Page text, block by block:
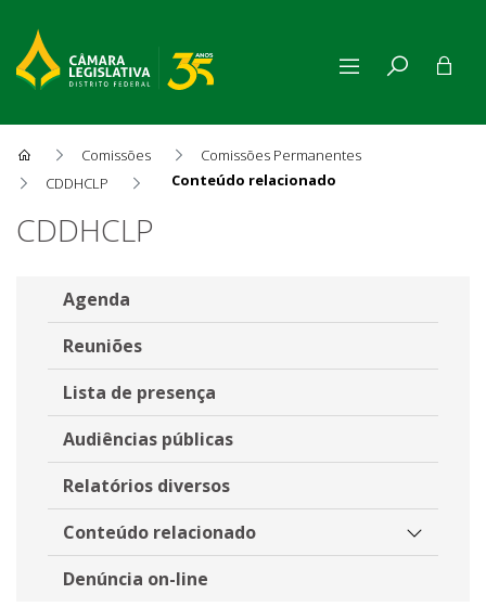
Comissões
Comissões Permanentes
CDDHCLP
Conteúdo relacionado
Conteúdo relacionado
CDDHCLP
Agenda
Reuniões
Lista de presença
Audiências públicas
Relatórios diversos
Conteúdo relacionado
Denúncia on-line